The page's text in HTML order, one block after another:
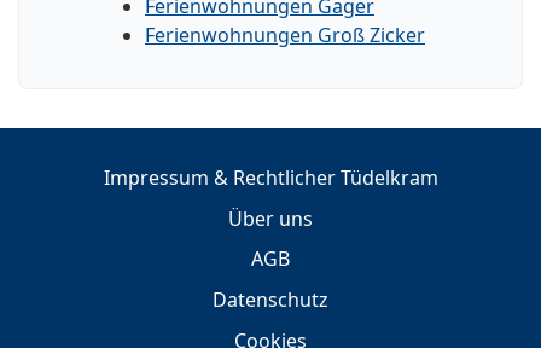
Ferienwohnungen Gager
Ferienwohnungen Groß Zicker
Impressum & Rechtlicher Tüdelkram
Über uns
AGB
Datenschutz
Cookies